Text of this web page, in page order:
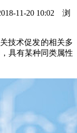
11-20 10:02 浏
技术促发的相关多
具有某种同类属性